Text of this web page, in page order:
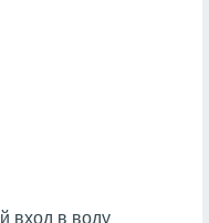
вход в воду